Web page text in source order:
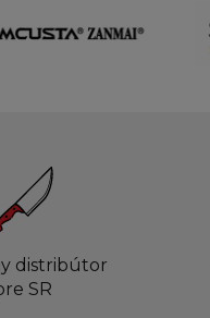
distribútor
SR